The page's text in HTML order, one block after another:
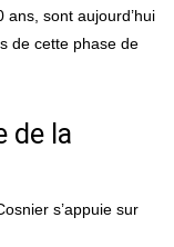
ans, sont aujourd’hui
de cette phase de
de la
s’appuie sur